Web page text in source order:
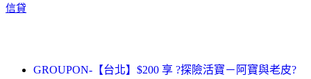
信貸
GROUPON-【台北】$200 享 ?探險活寶－阿寶與老皮?